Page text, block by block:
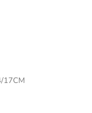
17CM